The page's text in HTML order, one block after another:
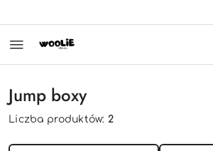
Jump boxy
Liczba produktów: 2